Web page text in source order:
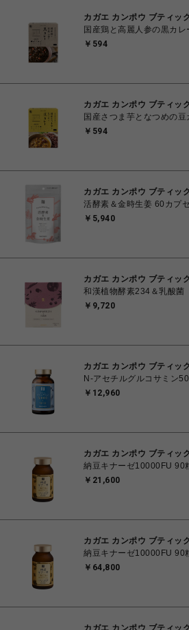
カガエ カンポウ ブティッ
国産鶏と高麗人参の黒カレ
￥594
カガエ カンポウ ブティッ
国産さつま芋となつめの
￥594
カガエ カンポウ ブティッ
活酵素＆金時生姜 60カプ
￥5,940
カガエ カンポウ ブティッ
和漢植物酵素234＆乳酸菌
￥9,720
カガエ カンポウ ブティッ
N-アセチルグルコサミン
￥12,960
カガエ カンポウ ブティッ
納豆キナーゼ10000FU 90
￥21,600
カガエ カンポウ ブティッ
納豆キナーゼ10000FU 90
￥64,800
カガエ カンポウ ブティッ